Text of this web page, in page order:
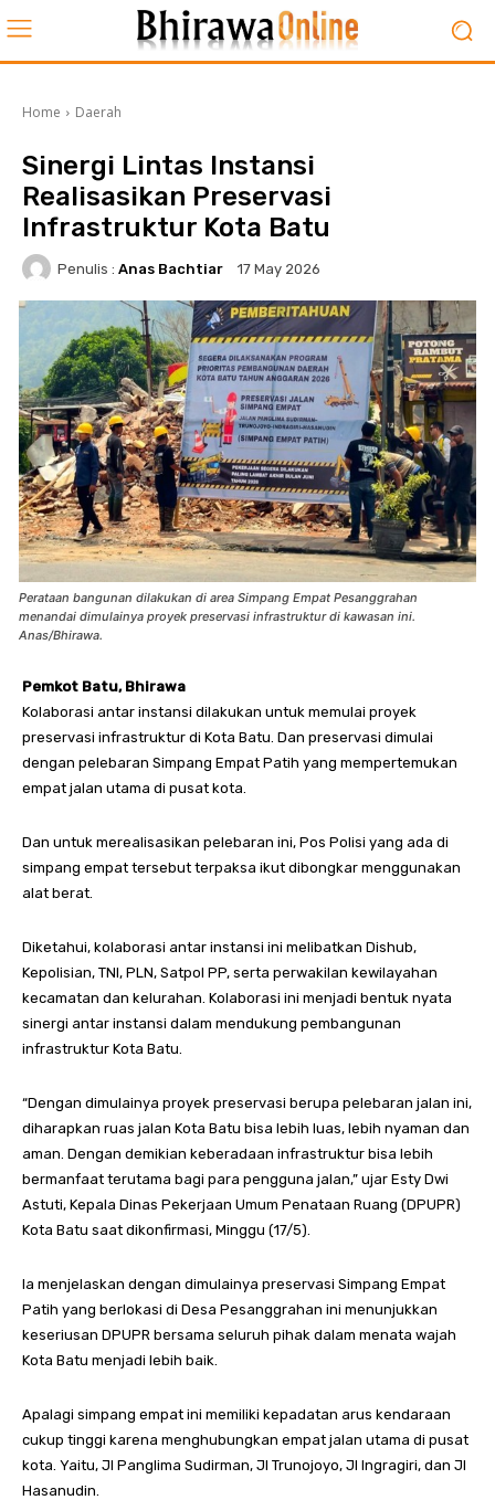
Home Daerah
Sinergi Lintas Instansi
Realisasikan Preservasi
Infrastruktur Kota Batu
Penulis : Anas Bachtiar 17 May 2026
Perataan bangunan dilakukan di area Simpang Empat Pesanggrahan
menandai dimulainya proyek preservasi infrastruktur di kawasan ini.
Anas/Bhirawa.
Pemkot Batu, Bhirawa
Kolaborasi antar instansi dilakukan untuk memulai proyek
preservasi infrastruktur di Kota Batu. Dan preservasi dimulai
dengan pelebaran Simpang Empat Patih yang mempertemukan
empat jalan utama di pusat kota.
Dan untuk merealisasikan pelebaran ini, Pos Polisi yang ada di
simpang empat tersebut terpaksa ikut dibongkar menggunakan
alat berat.
Diketahui, kolaborasi antar instansi ini melibatkan Dishub,
Kepolisian, TNI, PLN, Satpol PP, serta perwakilan kewilayahan
kecamatan dan kelurahan. Kolaborasi ini menjadi bentuk nyata
sinergi antar instansi dalam mendukung pembangunan
infrastruktur Kota Batu.
“Dengan dimulainya proyek preservasi berupa pelebaran jalan ini,
diharapkan ruas jalan Kota Batu bisa lebih luas, lebih nyaman dan
aman. Dengan demikian keberadaan infrastruktur bisa lebih
bermanfaat terutama bagi para pengguna jalan,” ujar Esty Dwi
Astuti, Kepala Dinas Pekerjaan Umum Penataan Ruang (DPUPR)
Kota Batu saat dikonfirmasi, Minggu (17/5).
Ia menjelaskan dengan dimulainya preservasi Simpang Empat
Patih yang berlokasi di Desa Pesanggrahan ini menunjukkan
keseriusan DPUPR bersama seluruh pihak dalam menata wajah
Kota Batu menjadi lebih baik.
Apalagi simpang empat ini memiliki kepadatan arus kendaraan
cukup tinggi karena menghubungkan empat jalan utama di pusat
kota. Yaitu, Jl Panglima Sudirman, Jl Trunojoyo, Jl Ingragiri, dan Jl
Hasanudin.